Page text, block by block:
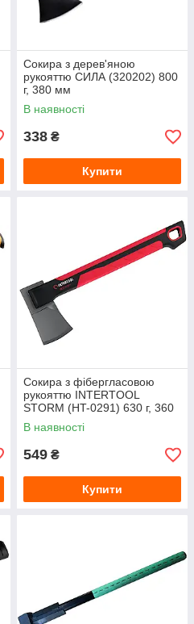
Сокира з дерев'яною
рукояттю СИЛА (320202) 800
г, 380 мм
В наявності
338 ₴
Купити
Сокира з фібергласовою
рукояттю INTERTOOL
STORM (HT-0291) 630 г, 360
мм
В наявності
549 ₴
Купити